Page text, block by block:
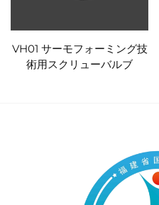
VH01 サーモフォーミング技
術用スクリューバルブ